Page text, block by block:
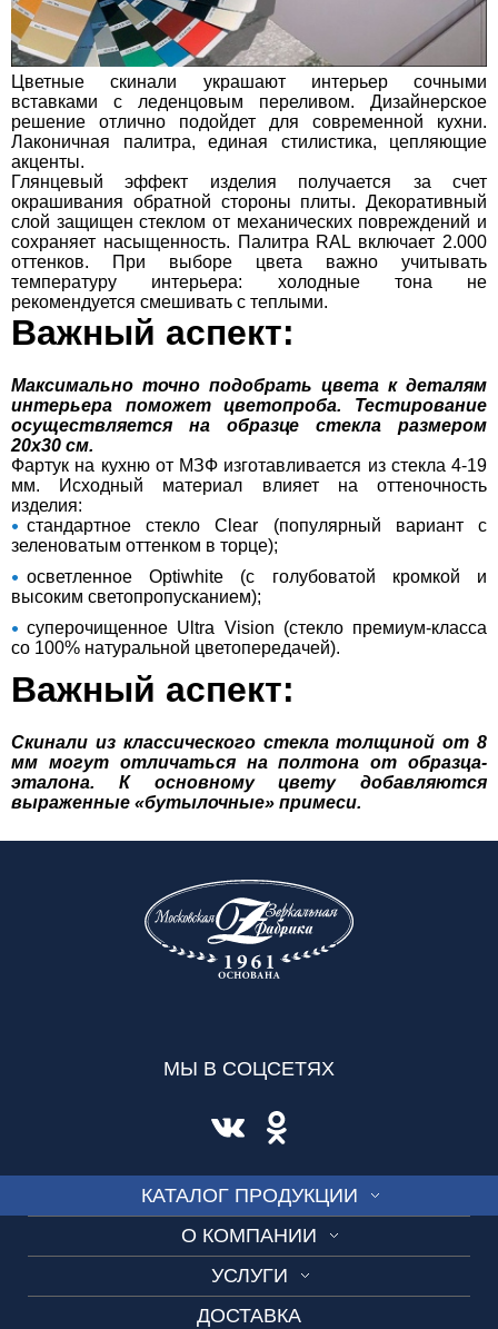
Цветные скинали украшают интерьер сочными
вставками с леденцовым переливом. Дизайнерское
решение отлично подойдет для современной кухни.
Лаконичная палитра, единая стилистика, цепляющие
акценты.
Глянцевый эффект изделия получается за счет
окрашивания обратной стороны плиты. Декоративный
слой защищен стеклом от механических повреждений и
сохраняет насыщенность. Палитра RAL включает 2.000
оттенков. При выборе цвета важно учитывать
температуру интерьера: холодные тона не
рекомендуется смешивать с теплыми.
Важный аспект:
Максимально точно подобрать цвета к деталям
интерьера поможет цветопроба. Тестирование
осуществляется на образце стекла размером
20х30 см.
Фартук на кухню от МЗФ изготавливается из стекла 4-19
мм. Исходный материал влияет на оттеночность
изделия:
стандартное стекло Clear (популярный вариант с
зеленоватым оттенком в торце);
осветленное Optiwhite (с голубоватой кромкой и
высоким светопропусканием);
суперочищенное Ultra Vision (стекло премиум-класса
со 100% натуральной цветопередачей).
Важный аспект:
Скинали из классического стекла толщиной от 8
мм могут отличаться на полтона от образца-
эталона. К основному цвету добавляются
выраженные «бутылочные» примеси.
КАТАЛОГ ПРОДУКЦИИ
О КОМПАНИИ
УСЛУГИ
ДОСТАВКА
МЫ В СОЦСЕТЯХ